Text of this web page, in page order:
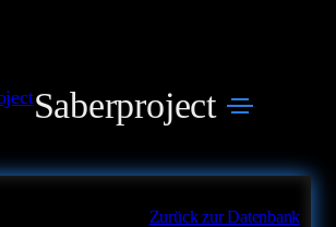
Saberproject
Zurück zur Datenbank